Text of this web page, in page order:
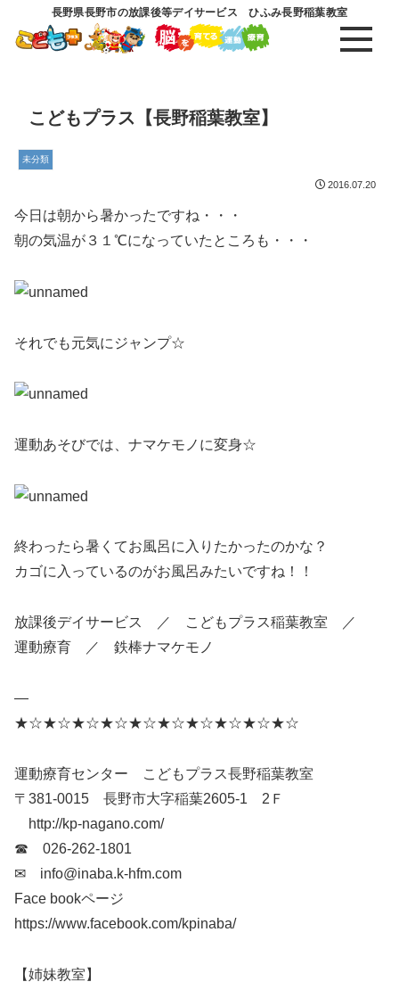
長野県長野市の放課後等デイサービス ひふみ長野稲葉教室
こどもプラス【長野稲葉教室】
未分類
2016.07.20
今日は朝から暑かったですね・・・
朝の気温が３１℃になっていたところも・・・
それでも元気にジャンプ☆
運動あそびでは、ナマケモノに変身☆
終わったら暑くてお風呂に入りたかったのかな？
カゴに入っているのがお風呂みたいですね！！
放課後デイサービス ／ こどもプラス稲葉教室 ／
運動療育 ／ 鉄棒ナマケモノ
—
★☆★☆★☆★☆★☆★☆★☆★☆★☆★☆
運動療育センター こどもプラス長野稲葉教室
〒381-0015 長野市大字稲葉2605-1 2Ｆ
http://kp-nagano.com/
☎ 026-262-1801
✉ info@inaba.k-hfm.com
Face bookページ
https://www.facebook.com/kpinaba/
【姉妹教室】